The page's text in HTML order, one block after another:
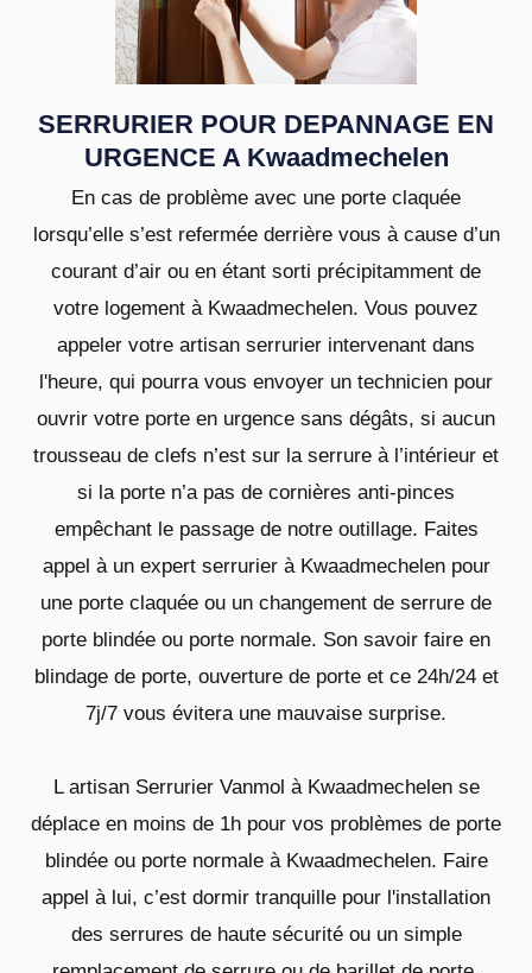
SERRURIER POUR DEPANNAGE EN
URGENCE A Kwaadmechelen
En cas de problème avec une porte claquée
lorsqu’elle s’est refermée derrière vous à cause d’un
courant d’air ou en étant sorti précipitamment de
votre logement à Kwaadmechelen. Vous pouvez
appeler votre artisan serrurier intervenant dans
l'heure, qui pourra vous envoyer un technicien pour
ouvrir votre porte en urgence sans dégâts, si aucun
trousseau de clefs n’est sur la serrure à l’intérieur et
si la porte n’a pas de cornières anti-pinces
empêchant le passage de notre outillage. Faites
appel à un expert serrurier à Kwaadmechelen pour
une porte claquée ou un changement de serrure de
porte blindée ou porte normale. Son savoir faire en
blindage de porte, ouverture de porte et ce 24h/24 et
7j/7 vous évitera une mauvaise surprise.
L artisan Serrurier Vanmol à Kwaadmechelen se
déplace en moins de 1h pour vos problèmes de porte
blindée ou porte normale à Kwaadmechelen. Faire
appel à lui, c’est dormir tranquille pour l'installation
des serrures de haute sécurité ou un simple